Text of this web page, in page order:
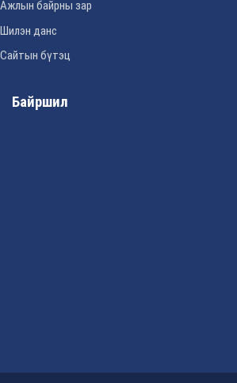
Ажлын байрны зар
Шилэн данс
Сайтын бүтэц
Байршил